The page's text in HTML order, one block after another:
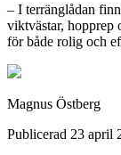
– I terränglådan
viktvästar, hopprep
för både rolig och
Magnus Östberg
Publicerad 23 april